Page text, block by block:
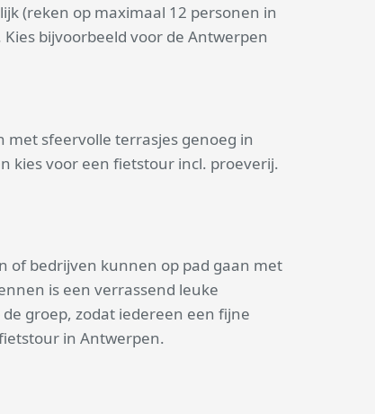
(reken op maximaal 12 personen in
bijvoorbeeld voor de Antwerpen
met sfeervolle terrasjes genoeg in
kies voor een fietstour incl. proeverij.
of bedrijven kunnen op pad gaan met
is een verrassend leuke
groep, zodat iedereen een fijne
in Antwerpen.